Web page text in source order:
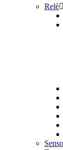
Relè